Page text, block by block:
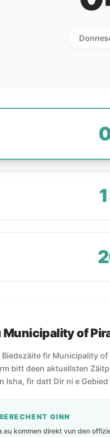
Municipality of
fir Municipality of
bitt deen aktuellsten
Isha, fir datt Dir ni e
GINN
kommen direkt vun den